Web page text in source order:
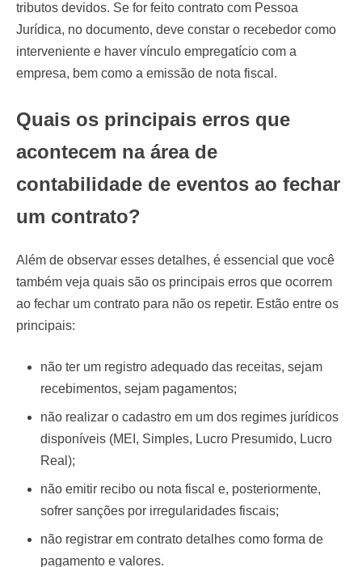
tributos devidos. Se for feito contrato com Pessoa
Jurídica, no documento, deve constar o recebedor como
interveniente e haver vínculo empregatício com a
empresa, bem como a emissão de nota fiscal.
Quais os principais erros que
acontecem na área de
contabilidade de eventos ao fechar
um contrato?
Além de observar esses detalhes, é essencial que você
também veja quais são os principais erros que ocorrem
ao fechar um contrato para não os repetir. Estão entre os
principais:
não ter um registro adequado das receitas, sejam
recebimentos, sejam pagamentos;
não realizar o cadastro em um dos regimes jurídicos
disponíveis (MEI, Simples, Lucro Presumido, Lucro
Real);
não emitir recibo ou nota fiscal e, posteriormente,
sofrer sanções por irregularidades fiscais;
não registrar em contrato detalhes como forma de
pagamento e valores.